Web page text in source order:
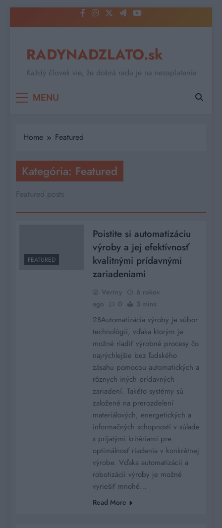
to
RADYNADZLATO.sk
Každý človek vie, že dobrá rada je na nezaplatenie
MENU
Home Featured
Kategória: Featured
Featured posts
FEATURED
Poistite si automatizáciu
výroby a jej efektívnosť
kvalitnými prídavnými
zariadeniami
Verrny
6 rokov
ago
0 3 mins
28Automatizácia výroby je súbor
technológií, vďaka ktorým je
možné riadiť výrobné procesy čo
najrýchlejšie bez ľudského
zásahu pomocou automatických a
rôznych iných prídavných
zariadení. Takéto systémy sú
založené na prerozdelení
materiálových, energetických a
informačných schopností v súlade
s prijatými kritériami pre
optimálnosť riadenia v konkrétnej
výrobe. Vďaka automatizácii a
robotizácii výroby je možné
vyriešiť mnohé…
Read More